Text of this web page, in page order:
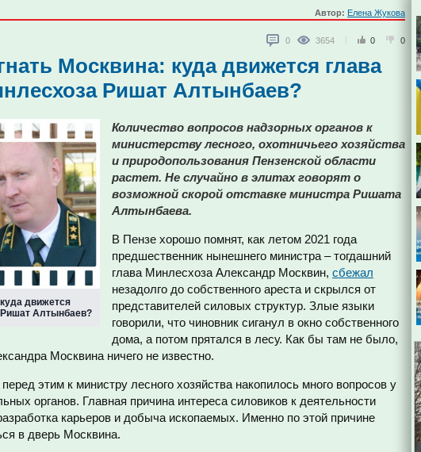
Автор: Елена Жукова
0 3654 0 0
Москвина: куда движется глава
Ришат Алтынбаев?
движется
Ришат Алтынбаев?
Количество вопросов надзорных органов к
министерству лесного, охотничьего хозяйства
и природопользования Пензенской области
растет. Не случайно в элитах говорят о
возможной скорой отставке министра Ришата
Алтынбаева.
В Пензе хорошо помнят, как летом 2021 года
предшественник нынешнего министра – тогдашний
глава Минлесхоза Александр Москвин, сбежал
незадолго до собственного ареста и скрылся от
представителей силовых структур. Злые языки
говорили, что чиновник сиганул в окно собственного
дома, а потом прятался в лесу. Как бы там не было,
Москвина ничего не известно.
этим к министру лесного хозяйства накопилось много вопросов у
органов. Главная причина интереса силовиков к деятельности
карьеров и добыча ископаемых. Именно по этой причине
в дверь Москвина.